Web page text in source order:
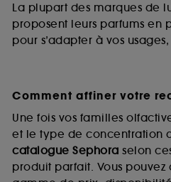
La plupart des marques de
proposent leurs parfums en
pour s’adapter à vos
Comment affiner votre
Une fois vos familles
et le type de concentration
catalogue Sephora selon
produit parfait. Vous